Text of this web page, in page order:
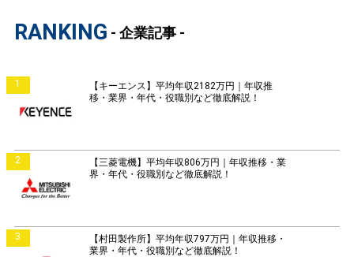
RANKING - 企業記事 -
1
【キーエンス】平均年収2182万円｜年収推
移・業界・年代・役職別など徹底解説！
2
【三菱電機】平均年収806万円｜年収推移・業
界・年代・役職別など徹底解説！
3
【村田製作所】平均年収797万円｜年収推移・
業界・年代・役職別など徹底解説！